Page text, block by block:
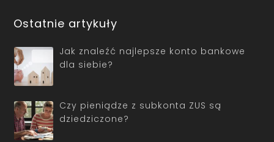
Ostatnie artykuły
Jak znaleźć najlepsze konto bankowe
dla siebie?
Czy pieniądze z subkonta ZUS są
dziedziczone?